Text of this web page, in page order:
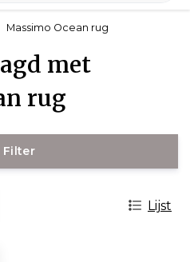
Massimo Ocean rug
met
rug
Filter
Lijst